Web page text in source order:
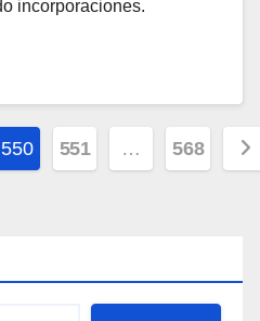
incorporaciones.
550 551 … 568